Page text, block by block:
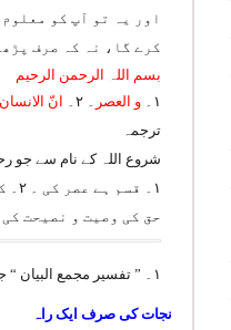
اور یہ تو آپ کو
کرے گا، نہ کہ صرف
بسم اللہ الرحمن الرحیم
۱۔
و العصر ۔ ۲۔ انّ
ترجمہ
شروع اللہ کے نام سے جو
حق کی وصیت و نصیحت
۱۔ ” تفسیر مجمع البیان “ جلد۱۰ ص ۵۴۵۔
نجات کی صرف ایک راہ